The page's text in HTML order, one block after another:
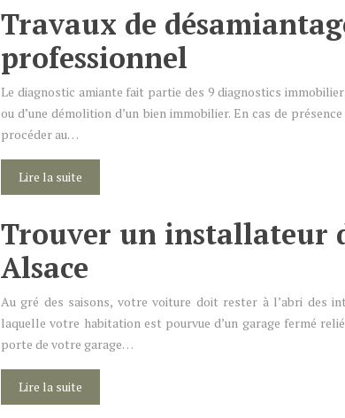
Travaux de
professionnel
Le diagnostic amiante fait partie des 9 diagnostics
ou d’une démolition d’un bien immobilier. En cas de
procéder au…
Lire la suite
Trouver un installateur
Alsace
Au gré des saisons, votre voiture doit rester à l’abri des
laquelle votre habitation est pourvue d’un garage fermé
porte de votre garage…
Lire la suite